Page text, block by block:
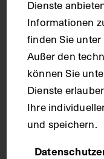
Material
Papier
Technik
Fotografie
Dienste
Informationen
finden Sie
Außer den
können Sie
Dienste
Ihre
und speichern.